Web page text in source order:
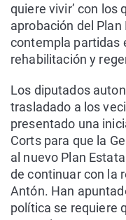
quiere vivir’ con los
aprobación del
contempla partidas
rehabilitación y
Los diputados
trasladado a los
presentado una
Corts para que la
al nuevo Plan
de continuar con la
Antón. Han
política se requiere